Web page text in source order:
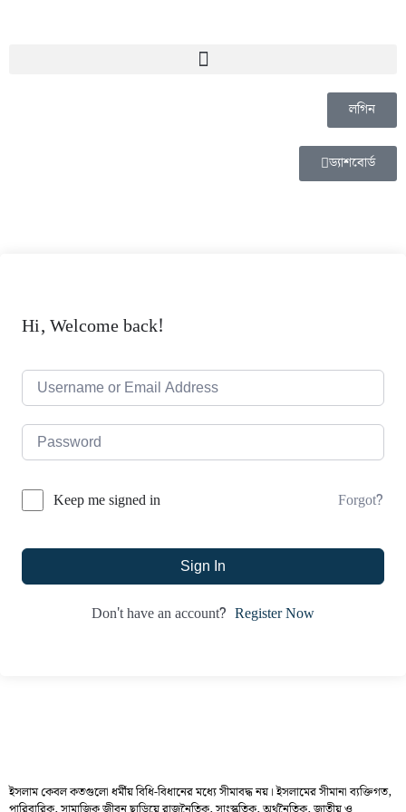
লগিন
ড্যাশবোর্ড
Hi, Welcome back!
Keep me signed in Forgot?
Sign In
Don't have an account? Register Now
ইসলাম কেবল কতগুলো ধর্মীয় বিধি-বিধানের মধ্যে সীমাবদ্ধ নয়। ইসলামের সীমানা ব্যক্তিগত,